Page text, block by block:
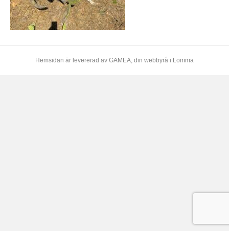
Hemsidan är levererad av GAMEA, din webbyrå i Lomma